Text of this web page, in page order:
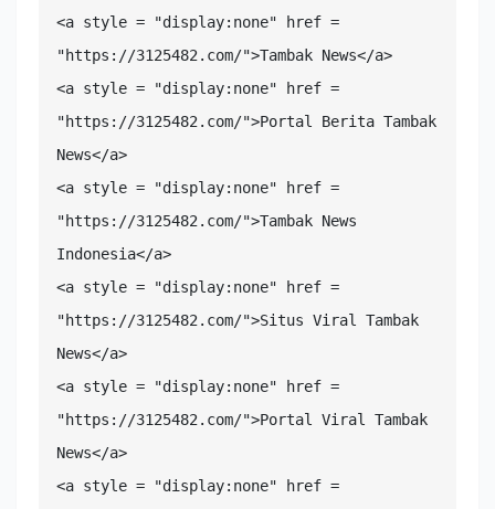
<a style = "display:none" href =
"https://3125482.com/">Tambak News</a>
<a style = "display:none" href =
"https://3125482.com/">Portal Berita Tambak
News</a>
<a style = "display:none" href =
"https://3125482.com/">Tambak News
Indonesia</a>
<a style = "display:none" href =
"https://3125482.com/">Situs Viral Tambak
News</a>
<a style = "display:none" href =
"https://3125482.com/">Portal Viral Tambak
News</a>
<a style = "display:none" href =